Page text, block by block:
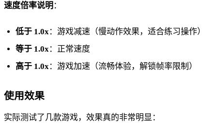
速度倍率说明 ：
低于 1.0x ：游戏减速（慢动作效果，适合练习操作）
等于 1.0x：正常速度
高于 1.0x：游戏加速（流畅体验，解锁帧率限制）
使用效果
实际测试了几款游戏，效果真的非常明显：